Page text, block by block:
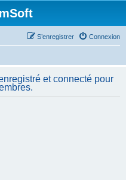
Connexion
S’enregistrer
et connecté pour